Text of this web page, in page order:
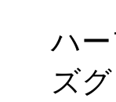
ハ
ズ